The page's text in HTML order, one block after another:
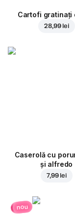
Cartofi gratinați
28,99 lei
Caserolă cu
și alfredo
7,99 lei
nou